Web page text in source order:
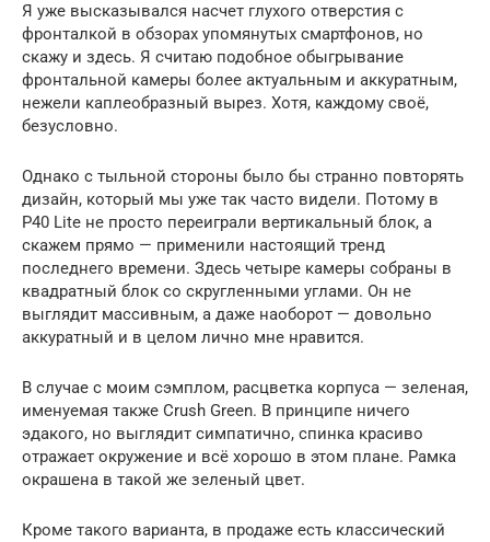
Я уже высказывался насчет глухого отверстия с
фронталкой в обзорах упомянутых смартфонов, но
скажу и здесь. Я считаю подобное обыгрывание
фронтальной камеры более актуальным и аккуратным,
нежели каплеобразный вырез. Хотя, каждому своё,
безусловно.
Однако с тыльной стороны было бы странно повторять
дизайн, который мы уже так часто видели. Потому в
P40 Lite не просто переиграли вертикальный блок, а
скажем прямо — применили настоящий тренд
последнего времени. Здесь четыре камеры собраны в
квадратный блок со скругленными углами. Он не
выглядит массивным, а даже наоборот — довольно
аккуратный и в целом лично мне нравится.
В случае с моим сэмплом, расцветка корпуса — зеленая,
именуемая также Crush Green. В принципе ничего
эдакого, но выглядит симпатично, спинка красиво
отражает окружение и всё хорошо в этом плане. Рамка
окрашена в такой же зеленый цвет.
Кроме такого варианта, в продаже есть классический